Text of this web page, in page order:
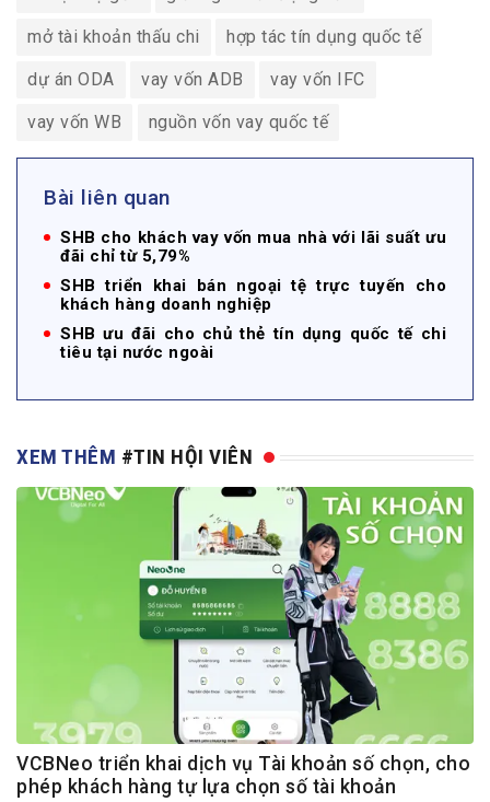
mở tài khoản thấu chi hợp tác tín dụng quốc tế
dự án ODA vay vốn ADB vay vốn IFC
vay vốn WB nguồn vốn vay quốc tế
Bài liên quan
SHB cho khách vay vốn mua nhà với lãi suất ưu
đãi chỉ từ 5,79%
SHB triển khai bán ngoại tệ trực tuyến cho
khách hàng doanh nghiệp
SHB ưu đãi cho chủ thẻ tín dụng quốc tế chi
tiêu tại nước ngoài
XEM THÊM #TIN HỘI VIÊN
VCBNeo triển khai dịch vụ Tài khoản số chọn, cho
phép khách hàng tự lựa chọn số tài khoản